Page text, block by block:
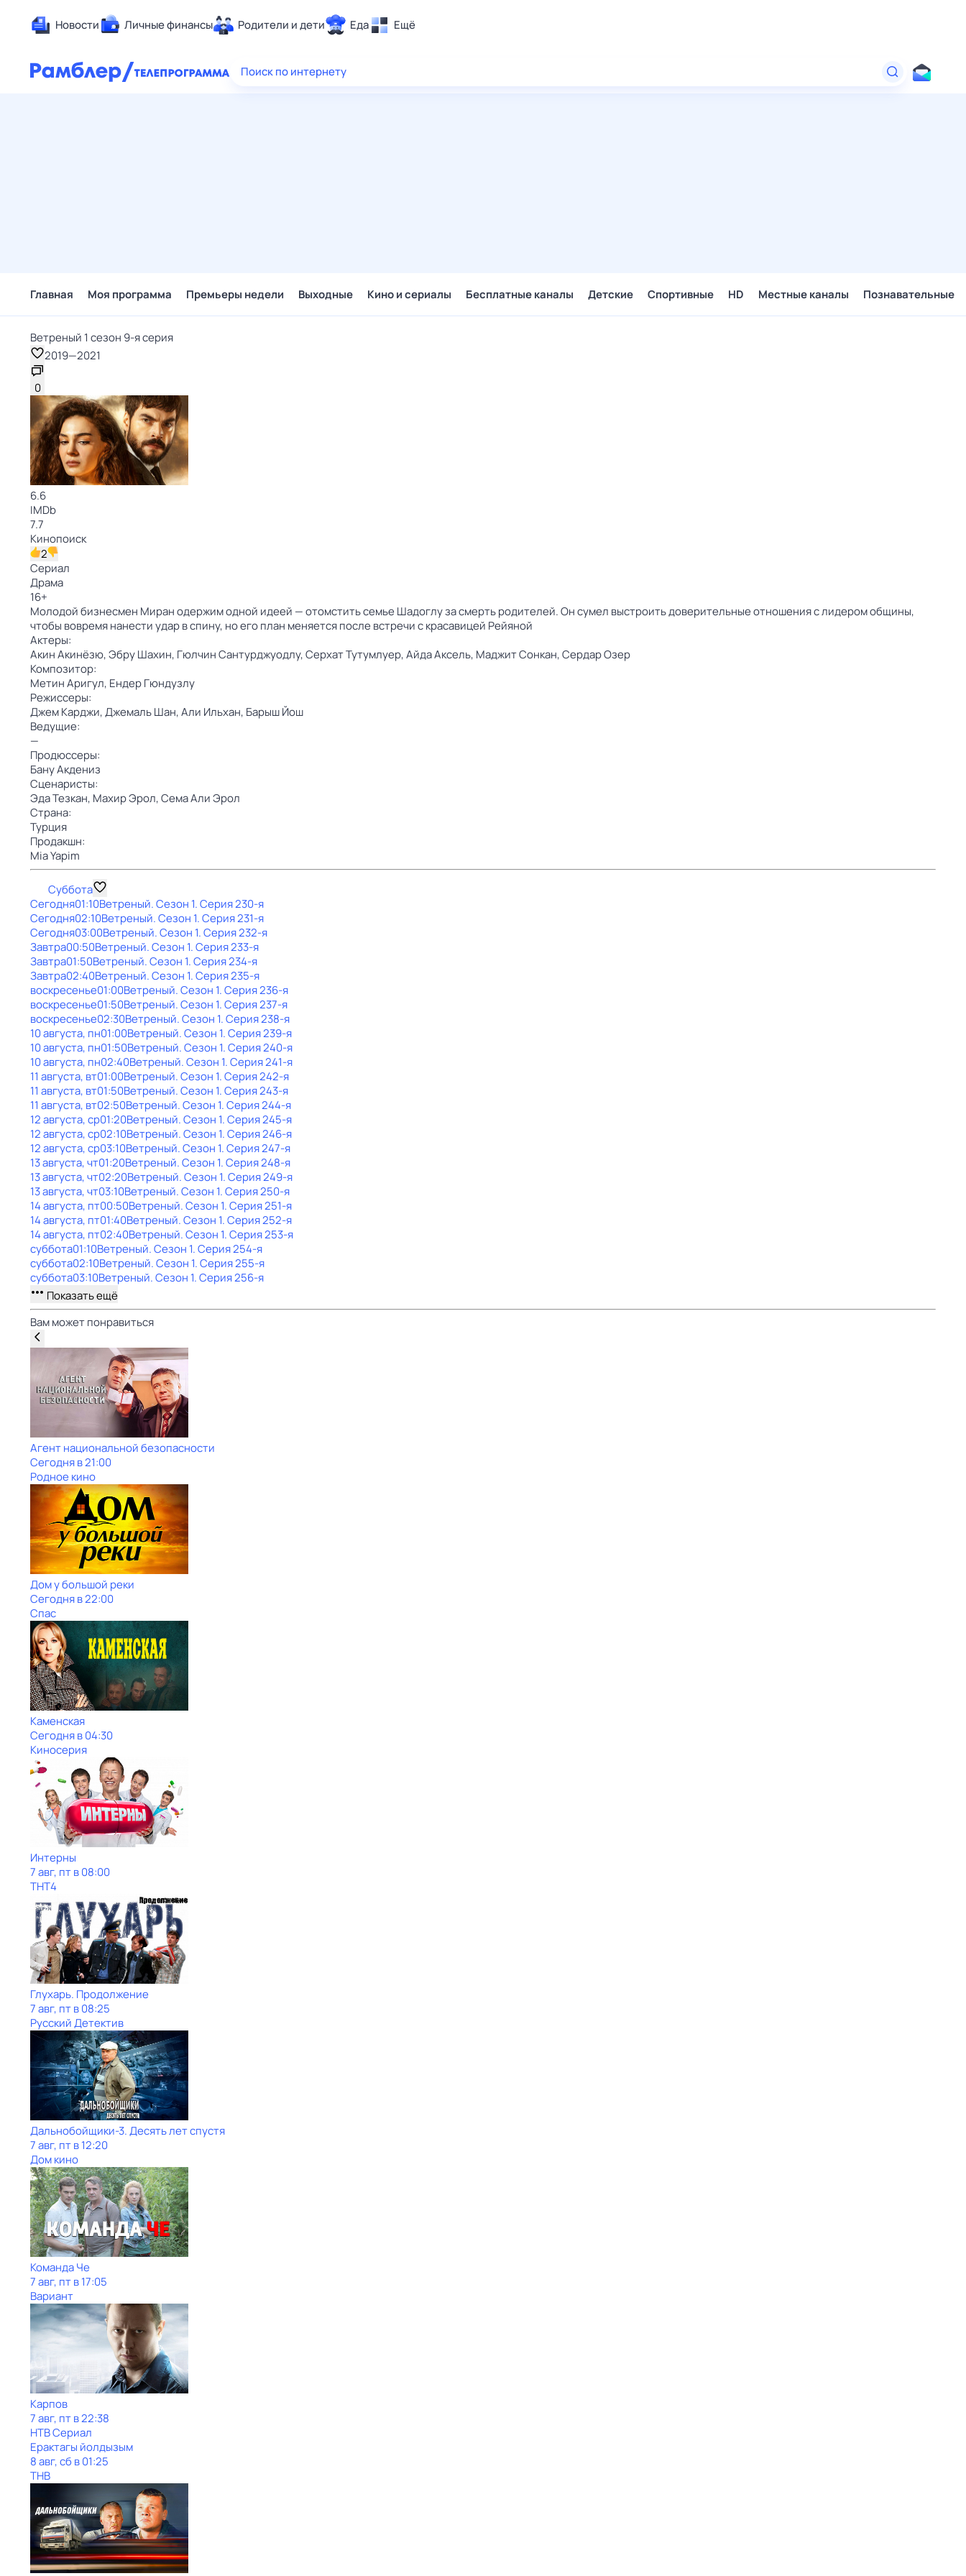
Новости Личные финансы Родители и дети Еда Ещё
Здоровье
Поиск по интернету
Главная Моя программа Премьеры недели Выходные Кино и сериалы Бесплатные каналы Детские Спортивные HD Местные каналы Познавательные
Ветреный 1 сезон 9-я серия
2019—2021
0
6.6
IMDb
7.7
Кинопоиск
2
Сериал
Драма
16+
Молодой бизнесмен Миран одержим одной идеей — отомстить семье Шадоглу за смерть родителей. Он сумел выстроить доверительные отношения с лидером общины,
чтобы вовремя нанести удар в спину, но его план меняется после встречи с красавицей Рейяной
Актеры:
Акин Акинёзю,Эбру Шахин, Гюлчин Сантурджуодлу,Серхат Тутумлуер,Айда Аксель, Маджит Сонкан,Сердар Озер
Композитор:
Метин Аригул, Ендер Гюндузлу
Режиссеры:
Джем Карджи,Джемаль Шан,Али Ильхан, Барыш Йош
Ведущие:
—
Продюссеры:
Бану Акдениз
Сценаристы:
Эда Тезкан, Махир Эрол,Сема Али Эрол
Страна:
Турция
Продакшн:
Mia Yapim
Суббота
Сегодня01:10Ветреный. Сезон 1. Серия 230-я
Сегодня02:10Ветреный. Сезон 1. Серия 231-я
Сегодня03:00Ветреный. Сезон 1. Серия 232-я
Завтра00:50Ветреный. Сезон 1. Серия 233-я
Завтра01:50Ветреный. Сезон 1. Серия 234-я
Завтра02:40Ветреный. Сезон 1. Серия 235-я
воскресенье01:00Ветреный. Сезон 1. Серия 236-я
воскресенье01:50Ветреный. Сезон 1. Серия 237-я
воскресенье02:30Ветреный. Сезон 1. Серия 238-я
10 августа, пн01:00Ветреный. Сезон 1. Серия 239-я
10 августа, пн01:50Ветреный. Сезон 1. Серия 240-я
10 августа, пн02:40Ветреный. Сезон 1. Серия 241-я
11 августа, вт01:00Ветреный. Сезон 1. Серия 242-я
11 августа, вт01:50Ветреный. Сезон 1. Серия 243-я
11 августа, вт02:50Ветреный. Сезон 1. Серия 244-я
12 августа, ср01:20Ветреный. Сезон 1. Серия 245-я
12 августа, ср02:10Ветреный. Сезон 1. Серия 246-я
12 августа, ср03:10Ветреный. Сезон 1. Серия 247-я
13 августа, чт01:20Ветреный. Сезон 1. Серия 248-я
13 августа, чт02:20Ветреный. Сезон 1. Серия 249-я
13 августа, чт03:10Ветреный. Сезон 1. Серия 250-я
14 августа, пт00:50Ветреный. Сезон 1. Серия 251-я
14 августа, пт01:40Ветреный. Сезон 1. Серия 252-я
14 августа, пт02:40Ветреный. Сезон 1. Серия 253-я
суббота01:10Ветреный. Сезон 1. Серия 254-я
суббота02:10Ветреный. Сезон 1. Серия 255-я
суббота03:10Ветреный. Сезон 1. Серия 256-я
Показать ещё
Вам может понравиться
Агент национальной безопасности
Сегодня в 21:00
Родное кино
Дом у большой реки
Сегодня в 22:00
Спас
Каменская
Сегодня в 04:30
Киносерия
Интерны
7 авг, пт в 08:00
ТНТ4
Глухарь. Продолжение
7 авг, пт в 08:25
Русский Детектив
Дальнобойщики-3. Десять лет спустя
7 авг, пт в 12:20
Дом кино
Команда Че
7 авг, пт в 17:05
Вариант
Карпов
7 авг, пт в 22:38
НТВ Сериал
Ерактагы йолдызым
8 авг, сб в 01:25
ТНВ